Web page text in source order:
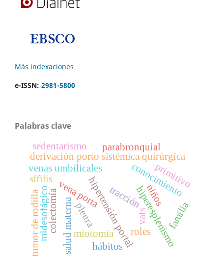
Más indexaciones
e-ISSN: 2981-5800
Palabras clave
venas umbilicales
vena portahipertensión portalhiperesplenismo
derivación porto sistémica quirúrgica
salud materna
conocimiento
sífilis
colectomía
midesofágico
parabronquial
vats
miotomía
tracción
tumor de rodilla niños
familia
primitivo
pleura
hábitos
roles
sedentarismo